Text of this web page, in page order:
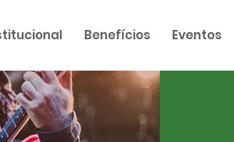
Benefícios Eventos